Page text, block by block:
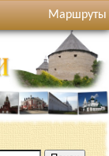
Маршруты